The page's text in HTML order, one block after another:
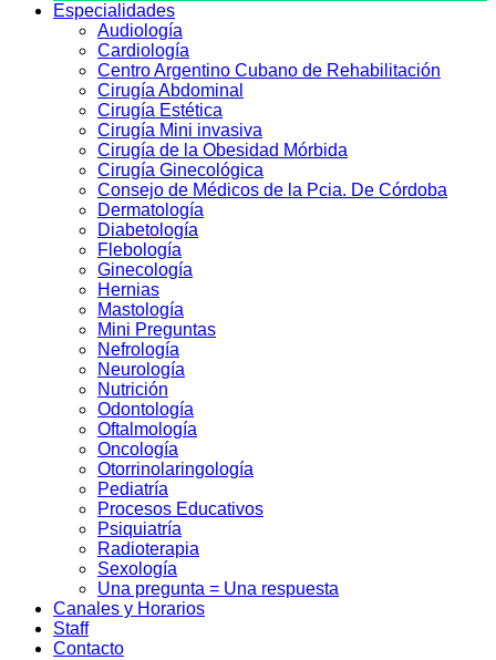
Especialidades
Audiologí­a
Cardiología
Centro Argentino Cubano de Rehabilitación
Cirugía Abdominal
Cirugía Estética
Cirugía Mini invasiva
Cirugí­a de la Obesidad Mórbida
Cirugí­a Ginecológica
Consejo de Médicos de la Pcia. De Córdoba
Dermatologí­a
Diabetologí­a
Flebología
Ginecologí­a
Hernias
Mastología
Mini Preguntas
Nefrologí­a
Neurología
Nutrición
Odontologí­a
Oftalmologí­a
Oncología
Otorrinolaringologí­a
Pediatría
Procesos Educativos
Psiquiatrí­a
Radioterapia
Sexologí­a
Una pregunta = Una respuesta
Canales y Horarios
Staff
Contacto